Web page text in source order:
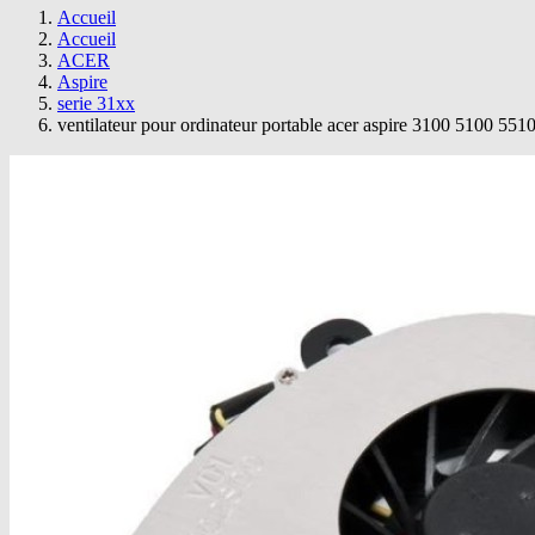
Accueil
Accueil
ACER
Aspire
serie 31xx
ventilateur pour ordinateur portable acer aspire 3100 5100 5510